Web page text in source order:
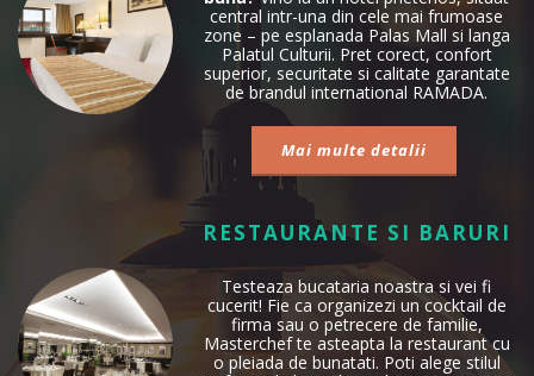
central intr-una din cele mai frumoase
zone – pe esplanada Palas Mall si langa
Palatul Culturii. Pret corect, confort
superior, securitate si calitate garantate
de brandul international RAMADA.
Mai multe detalii
RESTAURANTE SI BARURI
Testeaza bucataria noastra si vei fi
cucerit! Fie ca organizezi un cocktail de
firma sau o petrecere de familie,
Masterchef te asteapta la restaurant cu
o pleiada de bunatati. Poti alege stilul